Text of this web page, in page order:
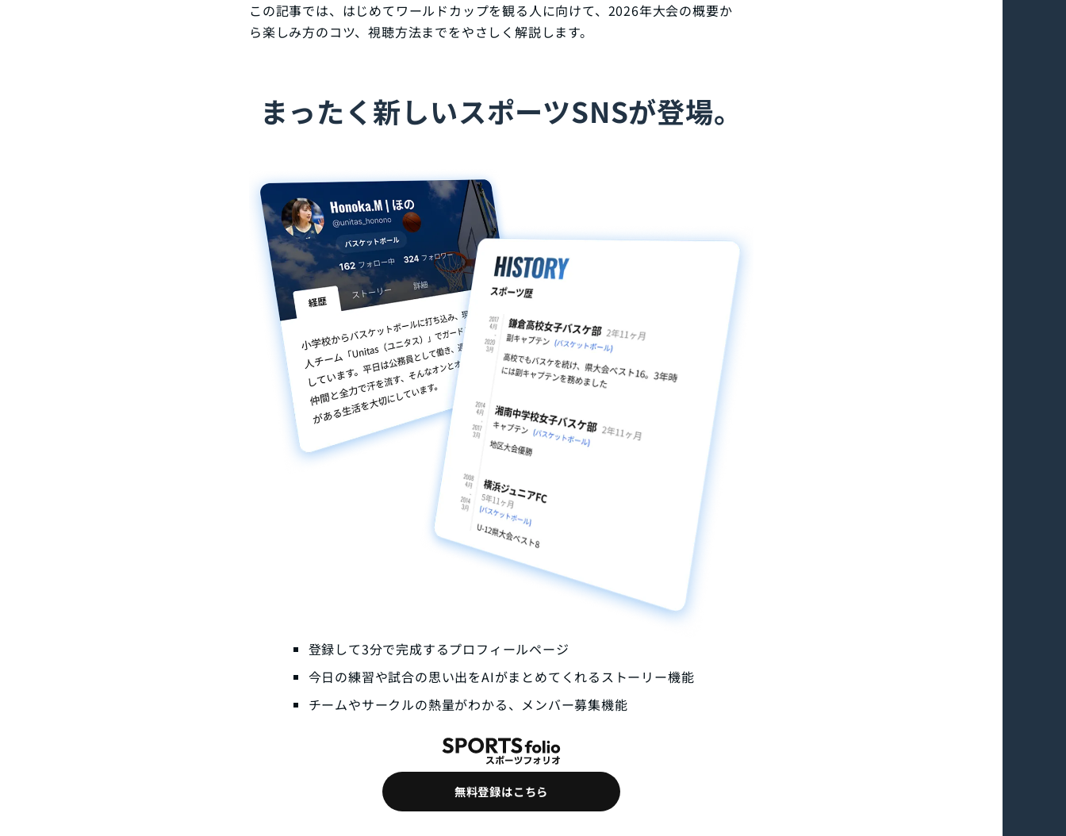
この記事では、はじめてワールドカップを観る人に向けて、2026年大会の概要か
ら楽しみ方のコツ、視聴方法までをやさしく解説します。
まったく新しいスポーツSNSが登場。
登録して3分で完成するプロフィールページ
今日の練習や試合の思い出をAIがまとめてくれるストーリー機能
チームやサークルの熱量がわかる、メンバー募集機能
無料登録はこちら